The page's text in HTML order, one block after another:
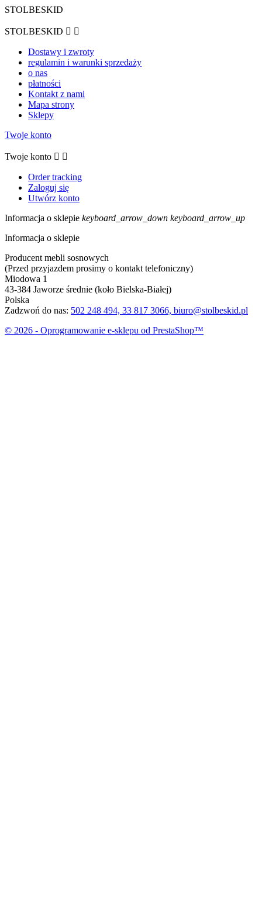
STOLBESKID
STOLBESKID  
Dostawy i zwroty
regulamin i warunki sprzedaży
o nas
płatności
Kontakt z nami
Mapa strony
Sklepy
Twoje konto
Twoje konto  
Order tracking
Zaloguj się
Utwórz konto
Informacja o sklepie keyboard_arrow_down keyboard_arrow_up
Informacja o sklepie
Producent mebli sosnowych
(Przed przyjazdem prosimy o kontakt telefoniczny)
Miodowa 1
43-384 Jaworze średnie (koło Bielska-Białej)
Polska
Zadzwoń do nas: 502 248 494, 33 817 3066, biuro@stolbeskid.pl
© 2026 - Oprogramowanie e-sklepu od PrestaShop™